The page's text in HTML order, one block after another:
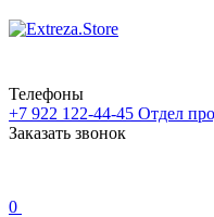
Телефоны
+7 922 122-44-45 Отдел
Заказать звонок
0